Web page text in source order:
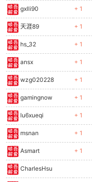
gxlli90 + 1
天涯89 + 1
hs_32 + 1
ansx + 1
wzg020228 + 1
gamingnow + 1
lu6xueqi + 1
msnan + 1
Asmart + 1
CharlesHsu